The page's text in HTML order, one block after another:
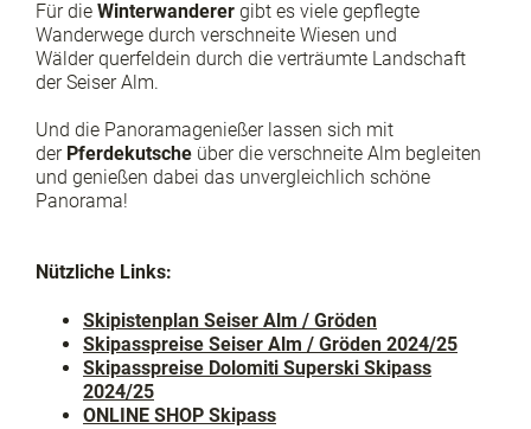
Für die Winterwanderer gibt es viele gepflegte
Wanderwege durch verschneite Wiesen und
Wälder querfeldein durch die verträumte Landschaft
der Seiser Alm.
Und die Panoramagenießer lassen sich mit
der Pferdekutsche über die verschneite Alm begleiten
und genießen dabei das unvergleichlich schöne
Panorama!
Nützliche Links:
Skipistenplan Seiser Alm / Gröden
Skipasspreise Seiser Alm / Gröden 2024/25
Skipasspreise Dolomiti Superski Skipass
2024/25
ONLINE SHOP Skipass